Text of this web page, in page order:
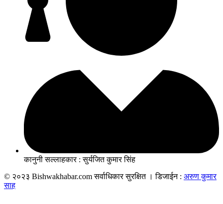
कानुनी सल्लाहकार : सुर्यजित कुमार सिंह
© २०२३ Bishwakhabar.com सर्वाधिकार सुरक्षित । डिजाईन : अरुण कुमार
साह